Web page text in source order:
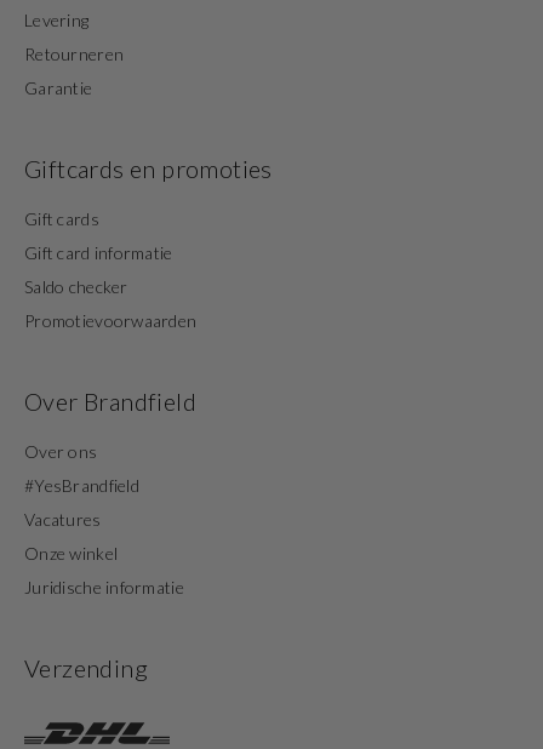
Levering
Retourneren
Garantie
Giftcards en promoties
Gift cards
Gift card informatie
Saldo checker
Promotievoorwaarden
Over Brandfield
Over ons
#YesBrandfield
Vacatures
Onze winkel
Juridische informatie
Verzending